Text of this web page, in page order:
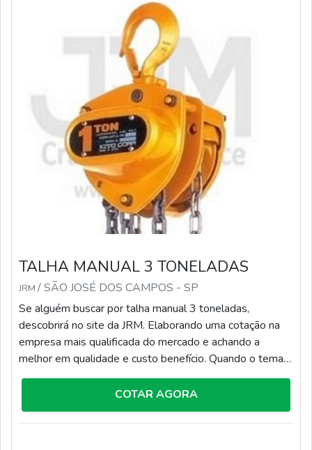
TALHA MANUAL 3 TONELADAS
JRM / SÃO JOSÉ DOS CAMPOS - SP
Se alguém buscar por talha manual 3 toneladas,
descobrirá no site da JRM. Elaborando uma cotação na
empresa mais qualificada do mercado e achando a
melhor em qualidade e custo benefício. Quando o tema é
talha manual 3 toneladas, na JRM o cliente obterá
excelente custo-benefício com o equipamento
reformado tem garantia de seis meses.UM POUCO
MAIS SOBRE TALHA MANUAL 3 TONELADASA JRM
COTAR AGORA